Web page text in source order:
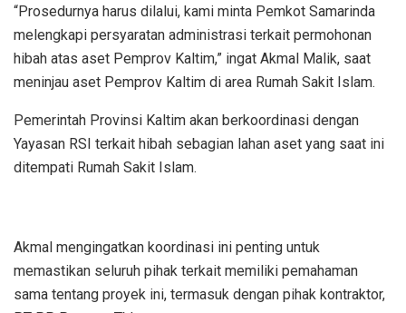
“Prosedurnya harus dilalui, kami minta Pemkot Samarinda
melengkapi persyaratan administrasi terkait permohonan
hibah atas aset Pemprov Kaltim,” ingat Akmal Malik, saat
meninjau aset Pemprov Kaltim di area Rumah Sakit Islam.
Pemerintah Provinsi Kaltim akan berkoordinasi dengan
Yayasan RSI terkait hibah sebagian lahan aset yang saat ini
ditempati Rumah Sakit Islam.
Akmal mengingatkan koordinasi ini penting untuk
memastikan seluruh pihak terkait memiliki pemahaman
sama tentang proyek ini, termasuk dengan pihak kontraktor,